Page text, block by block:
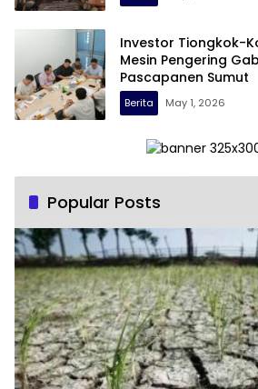
Investor Tiongkok-
Mesin Pengering
Pascapanen Sumut
Berita May 1, 2026
Popular Posts